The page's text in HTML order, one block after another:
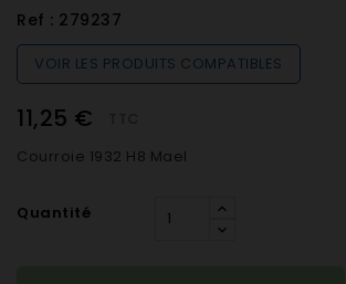
Ref : 279237
VOIR LES PRODUITS COMPATIBLES
11,25 €
Courroie 1932 H8 Mael
Quantité